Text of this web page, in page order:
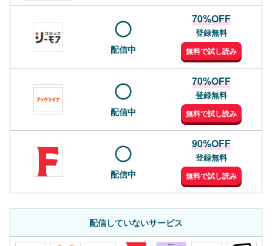
配信中
70%OFF
登録無料
無料で試し読み
配信中
70%OFF
登録無料
無料で試し読み
配信中
90%OFF
登録無料
無料で試し読み
配信していないサービス